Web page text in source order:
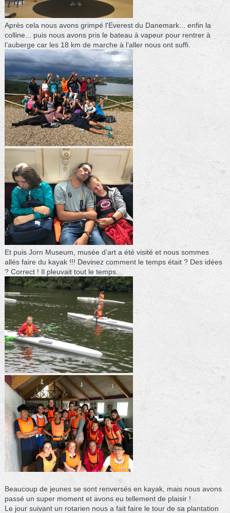
Après cela nous avons grimpé l'Everest du Danemark... enfin la
colline... puis nous avons pris le bateau à vapeur pour rentrer à
l’auberge car les 18 km de marche à l’aller nous ont suffi.
Et puis Jorn Museum, musée d’art a été visité et nous sommes
allés faire du kayak !!! Devinez comment le temps était ? Des idées
? Correct ! Il pleuvait tout le temps.
Beaucoup de jeunes se sont renversés en kayak, mais nous avons
passé un super moment et avons eu tellement de plaisir !
Le jour suivant un rotarien nous a fait faire le tour de sa plantation